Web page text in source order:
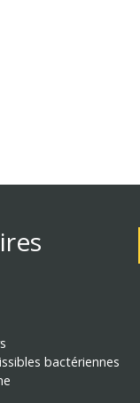
bactériennes